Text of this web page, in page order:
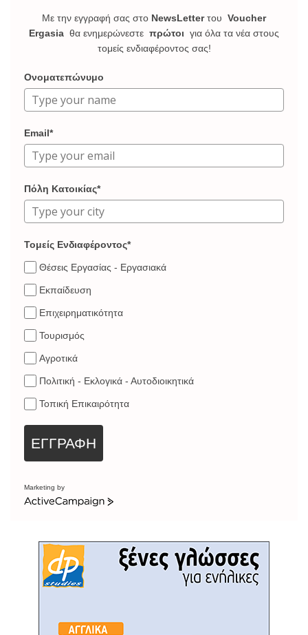
Με την εγγραφή σας στο NewsLetterτου Voucher
Ergasia θα ενημερώνεστε πρώτοι για όλα τα νέα στους
τομείς ενδιαφέροντος σας!
Ονοματεπώνυμο
Email*
Πόλη Κατοικίας*
Τομείς Ενδιαφέροντος*
Θέσεις Εργασίας - Εργασιακά
Εκπαίδευση
Επιχειρηματικότητα
Τουρισμός
Αγροτικά
Πολιτική - Εκλογικά - Αυτοδιοικητικά
Τοπική Επικαιρότητα
ΕΓΓΡΑΦΗ
Marketing by